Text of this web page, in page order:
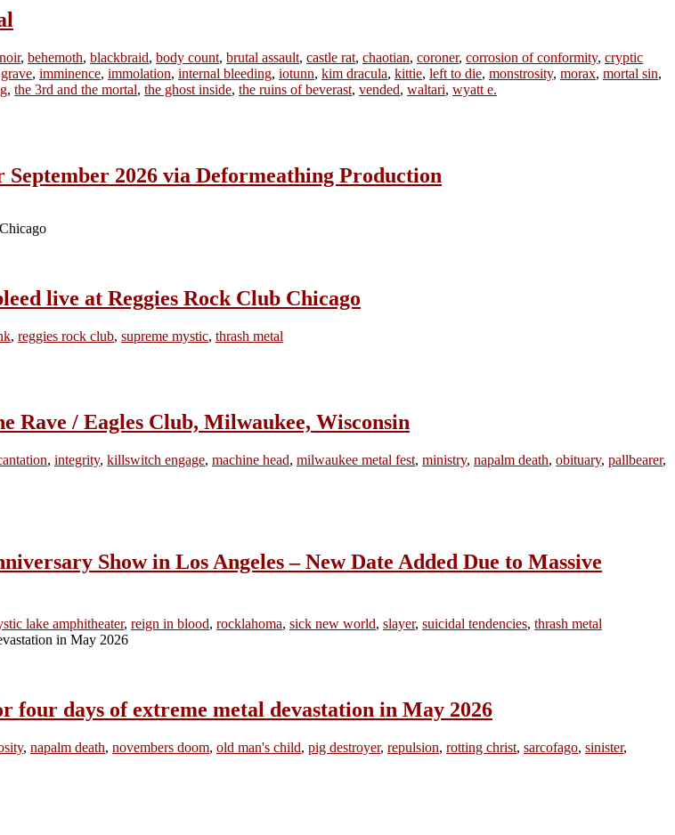
, behemoth, blackbraid, body count, brutal assault, castle rat, chaotian, coroner, corrosion of conformity, cryptic
grave, imminence, immolation, internal bleeding, iotunn, kim dracula, kittie, left to die, monstrosity, morax, mortal sin,
, the 3rd and the mortal, the ghost inside, the ruins of beverast, vended, waltari, wyatt e.
2026 via Deformeathing Production
live at Reggies Rock Club Chicago
, reggies rock club, supreme mystic, thrash metal
Rave / Eagles Club, Milwaukee, Wisconsin
, integrity, killswitch engage, machine head, milwaukee metal fest, ministry, napalm death, obituary, pallbearer,
Show in Los Angeles – New Date Added Due to Massive
lake amphitheater, reign in blood, rocklahoma, sick new world, slayer, suicidal tendencies, thrash metal
days of extreme metal devastation in May 2026
, napalm death, novembers doom, old man's child, pig destroyer, repulsion, rotting christ, sarcofago, sinister,